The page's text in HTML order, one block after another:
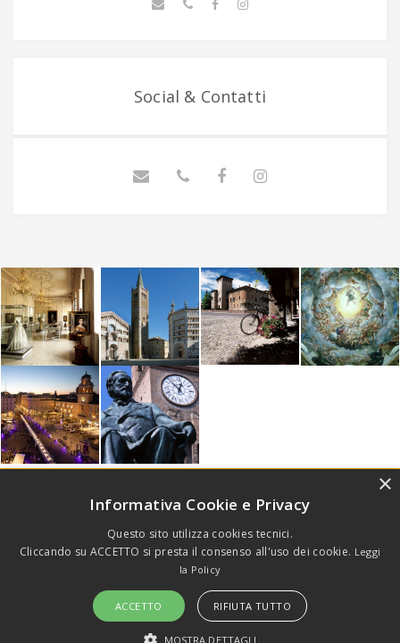
Social & Contatti
Copyright (c) Emilia Welcome Srls - P.Iva 02936500342. All rights
reserved - Privacy-Cookie
×
Informativa Cookie e Privacy
Questo sito utilizza cookies tecnici.
Cliccando su ACCETTO si presta il consenso all'uso dei cookie. Leggi
la Policy
ACCETTO RIFIUTA TUTTO
MOSTRA DETTAGLI